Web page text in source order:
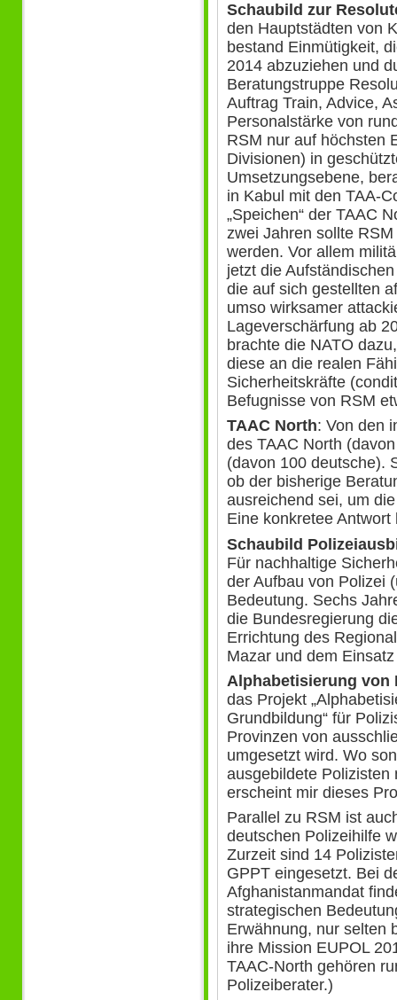
Schaubild zur
den Hauptstädten von
bestand Einmütigkeit,
2014 abzuziehen und
Beratungstruppe
Auftrag Train, Advice,
Personalstärke von
RSM nur auf höchsten
Divisionen) in
Umsetzungsebene,
in Kabul mit den TAA-
„Speichen“ der TAAC
zwei Jahren sollte
werden. Vor allem
jetzt die
die auf sich gestellten
umso wirksamer
Lageverschärfung ab
brachte die NATO
diese an die realen
Sicherheitskräfte
Befugnisse von RSM
TAAC North: Von den
des TAAC North
(davon 100 deutsche).
ob der bisherige
ausreichend sei, um
Eine konkretee
Schaubild
Für nachhaltige
der Aufbau von Polizei
Bedeutung. Sechs
die Bundesregierung
Errichtung des
Mazar und dem
Alphabetisierung von
das Projekt
Grundbildung“ für
Provinzen von
umgesetzt wird. Wo
ausgebildete Polizisten
erscheint mir dieses
Parallel zu RSM ist
deutschen Polizeihilfe
Zurzeit sind 14
GPPT eingesetzt. Bei
Afghanistanmandat
strategischen
Erwähnung, nur selten
ihre Mission EUPOL
TAAC-North gehören
Polizeiberater.)